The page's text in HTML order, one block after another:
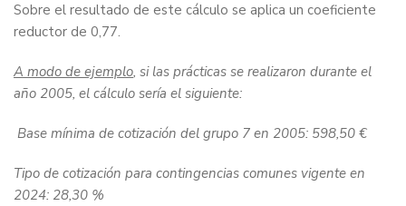
Sobre el resultado de este cálculo se aplica un coeficiente
reductor de 0,77.
A modo de ejemplo, si las prácticas se realizaron durante el
año 2005, el cálculo sería el siguiente:
Base mínima de cotización del grupo 7 en 2005: 598,50 €
Tipo de cotización para contingencias comunes vigente en
2024: 28,30 %